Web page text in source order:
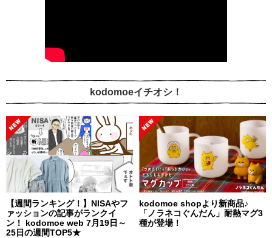
kodomoeイチオシ！
【週間ランキング！】NISAやフ
ァッションの記事がランクイ
ン！ kodomoe web 7月19日～
25日の週間TOP5★
kodomoe shopより新商品♪
「ノラネコぐんだん」耐熱マグ3
種が登場！